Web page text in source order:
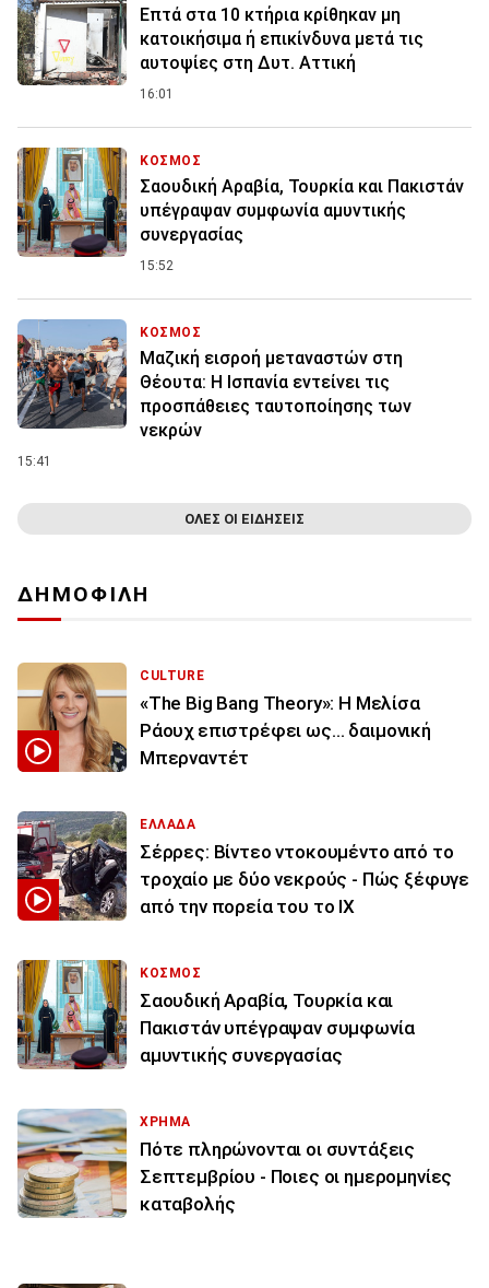
Επτά στα 10 κτήρια κρίθηκαν μη
κατοικήσιμα ή επικίνδυνα μετά τις
αυτοψίες στη Δυτ. Αττική
16:01
ΚΟΣΜΟΣ
Σαουδική Αραβία, Τουρκία και Πακιστάν
υπέγραψαν συμφωνία αμυντικής
συνεργασίας
15:52
ΚΟΣΜΟΣ
Μαζική εισροή μεταναστών στη
Θέουτα: Η Ισπανία εντείνει τις
προσπάθειες ταυτοποίησης των
νεκρών
15:41
ΟΛΕΣ ΟΙ ΕΙΔΗΣΕΙΣ
ΔΗΜΟΦΙΛΗ
CULTURE
«The Big Bang Theory»: Η Μελίσα
Ράουχ επιστρέφει ως… δαιμονική
Μπερναντέτ
ΕΛΛΑΔΑ
Σέρρες: Βίντεο ντοκουμέντο από το
τροχαίο με δύο νεκρούς - Πώς ξέφυγε
από την πορεία του το ΙΧ
ΚΟΣΜΟΣ
Σαουδική Αραβία, Τουρκία και
Πακιστάν υπέγραψαν συμφωνία
αμυντικής συνεργασίας
ΧΡΗΜΑ
Πότε πληρώνονται οι συντάξεις
Σεπτεμβρίου - Ποιες οι ημερομηνίες
καταβολής